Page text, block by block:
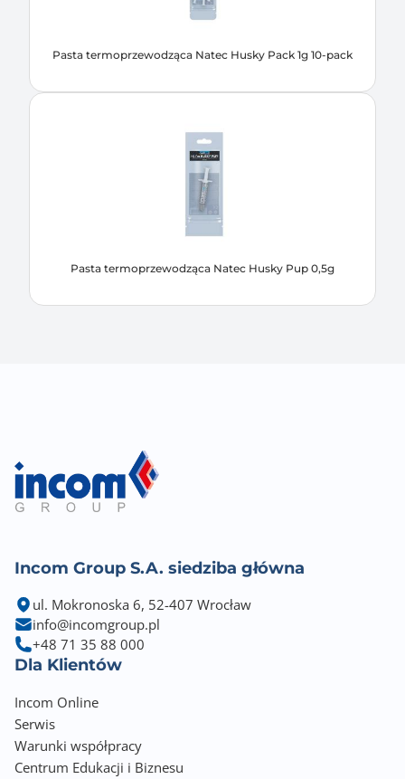
Pasta termoprzewodząca Natec Husky Pack 1g 10-pack
Pasta termoprzewodząca Natec Husky Pup 0,5g
Incom Group S.A. siedziba główna
ul. Mokronoska 6, 52-407 Wrocław
info@incomgroup.pl
+48 71 35 88 000
Dla Klientów
Incom Online
Serwis
Warunki współpracy
Centrum Edukacji i Biznesu